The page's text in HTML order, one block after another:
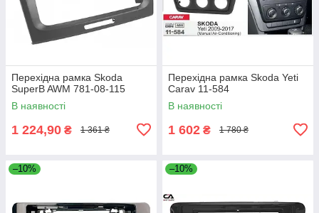
Перехідна рамка Skoda
SuperB AWM 781-08-115
В наявності
1 224,90 ₴ 1 361 ₴
Перехідна рамка Skoda Yeti
Carav 11-584
В наявності
1 602 ₴ 1 780 ₴
–10% –10%